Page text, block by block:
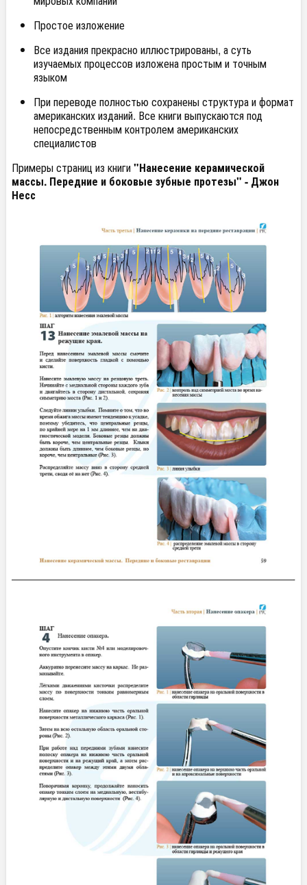
Простое изложение
Все издания прекрасно иллюстрированы, а суть
изучаемых процессов изложена простым и точным
языком
При переводе полностью сохранены структура и формат
американских изданий. Все книги выпускаются под
непосредственным контролем американских
специалистов
Примеры страниц из книги"Нанесение керамической
массы. Передние и боковые зубные протезы" - Джон
Несс